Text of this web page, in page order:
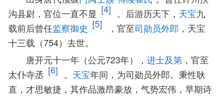
沟县尉，官位一直不显 [4] 。后游历天下， 天宝九
载前后曾任监察御史 [5] ，官至司勋员外郎 ，天宝
十三载（754）去世。
唐开元十一年（公元723年）， 进士及第 ，官至
太仆寺丞 [6] 。 天宝年间，为司勋员外郎。秉性耿
直，才思敏捷，其作品激昂豪放，气势宏伟，早期诗